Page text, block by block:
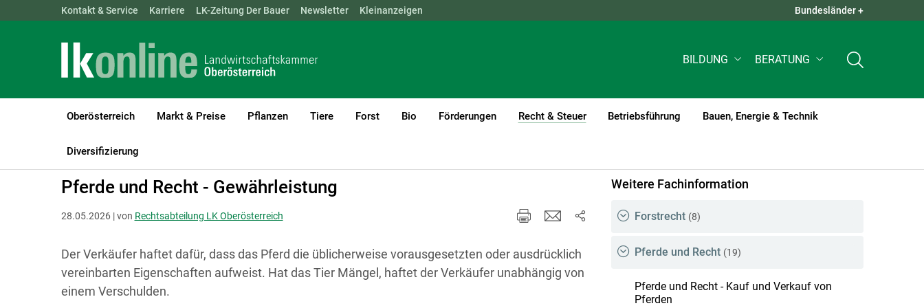
Landwirtschaftskammern: ÖSTERREICH BGLD KTN NÖ OÖ SBG STMK QUICK LINKS +
Kontakt & Service Karriere LK-Zeitung Der Bauer Newsletter Kleinanzeigen Bundesländer +
BILDUNG BERATUNG
Oberösterreich Markt & Preise Pflanzen Tiere Forst Bio Förderungen Recht & Steuer
(current)1
Betriebsführung Bauen, Energie & Technik
Diversifizierung
LK Oberösterreich Recht & Steuer
Pferde und Recht - Gewährleistung
28.05.2026 | von Rechtsabteilung LK Oberösterreich
Der Verkäufer haftet dafür, dass das Pferd die üblicherweise vorausgesetzten oder ausdrücklich
vereinbarten Eigenschaften aufweist. Hat das Tier Mängel, haftet der Verkäufer unabhängig von
einem Verschulden.
Weitere Fachinformation
Forstrecht (8)
Pferde und Recht (19)
Pferde und Recht - Kauf und Verkauf von
Pferden